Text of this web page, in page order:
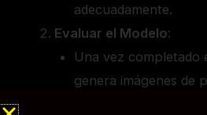
adecuadamente.
Evaluar el Modelo:
Una vez completado
genera imágenes de